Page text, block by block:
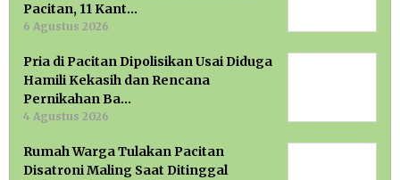
Pacitan, 11 Kant…
6 Agustus 2026
Pria di Pacitan Dipolisikan Usai Diduga
Hamili Kekasih dan Rencana
Pernikahan Ba…
4 Agustus 2026
Rumah Warga Tulakan Pacitan
Disatroni Maling Saat Ditinggal